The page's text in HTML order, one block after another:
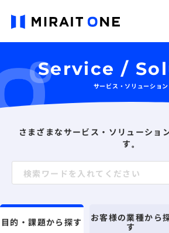
Service /
サービス・ソリューション
さまざまなサービス・ソリューショ
す。
目的・課題から探す
お客様の業種から
す